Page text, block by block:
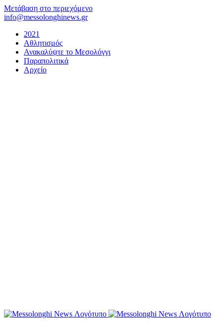
Μετάβαση στο περιεχόμενο
info@messolonghinews.gr
2021
Αθλητισμός
Ανακαλύψτε το Μεσολόγγι
Παραπολιτικά
Αρχείο